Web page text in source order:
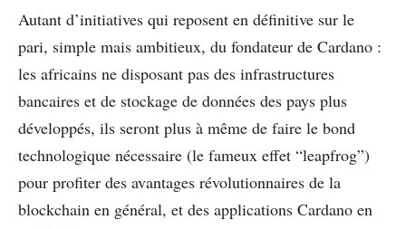
Autant d’initiatives qui reposent en définitive sur le
pari, simple mais ambitieux, du fondateur de Cardano :
les africains ne disposant pas des infrastructures
bancaires et de stockage de données des pays plus
développés, ils seront plus à même de faire le bond
technologique nécessaire (le fameux effet “leapfrog”)
pour profiter des avantages révolutionnaires de la
blockchain en général, et des applications Cardano en